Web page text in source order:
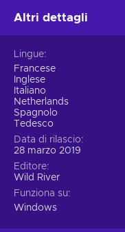
Altri dettagli
Lingue
Francese
Inglese
Italiano
Netherlands
Spagnolo
Tedesco
Data di rilascio
28 marzo 2019
Editore
Wild River
Funziona su
Windows